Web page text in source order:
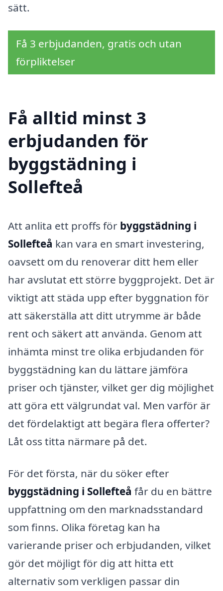
sätt.
Få 3 erbjudanden, gratis och utan
förpliktelser
Få alltid minst 3
erbjudanden för
byggstädning i
Sollefteå
Att anlita ett proffs för byggstädning i
Sollefteå kan vara en smart investering,
oavsett om du renoverar ditt hem eller
har avslutat ett större byggprojekt. Det är
viktigt att städa upp efter byggnation för
att säkerställa att ditt utrymme är både
rent och säkert att använda. Genom att
inhämta minst tre olika erbjudanden för
byggstädning kan du lättare jämföra
priser och tjänster, vilket ger dig möjlighet
att göra ett välgrundat val. Men varför är
det fördelaktigt att begära flera offerter?
Låt oss titta närmare på det.
För det första, när du söker efter
byggstädning i Sollefteå får du en bättre
uppfattning om den marknadsstandard
som finns. Olika företag kan ha
varierande priser och erbjudanden, vilket
gör det möjligt för dig att hitta ett
alternativ som verkligen passar din